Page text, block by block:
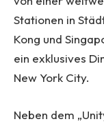
Stationen in
Kong und
ein exklusives
New York City.
Neben dem